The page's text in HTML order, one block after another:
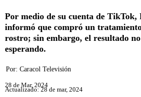
Por medio de su cuenta de TikTok,
informó que compró un
rostro; sin embargo, el resultado
esperando.
Por: Caracol Televisión
28 de Mar, 2024
Actualizado: 28 de mar, 2024